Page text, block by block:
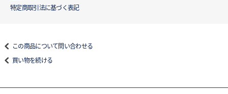
特定商取引法に基づく表記
この商品について問い合わせる
買い物を続ける